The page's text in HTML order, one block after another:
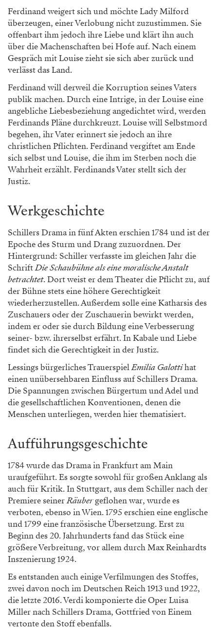
Ferdinand weigert sich und möchte Lady Milford
überzeugen, einer Verlobung nicht zuzustimmen. Sie
offenbart ihm jedoch ihre Liebe und klärt ihn auch
über die Machenschaften bei Hofe auf. Nach einem
Gespräch mit Louise zieht sie sich aber zurück und
verlässt das Land.
Ferdinand will derweil die Korruption seines Vaters
publik machen. Durch eine Intrige, in der Louise eine
angebliche Liebesbeziehung angedichtet wird, werden
Ferdinands Pläne durchkreuzt. Louise will Selbstmord
begehen, ihr Vater erinnert sie jedoch an ihre
christlichen Pflichten. Ferdinand vergiftet am Ende
sich selbst und Louise, die ihm im Sterben noch die
Wahrheit erzählt. Ferdinands Vater stellt sich der
Justiz.
Werkgeschichte
Schillers Drama in fünf Akten erschien 1784 und ist der
Epoche des Sturm und Drang zuzuordnen. Der
Hintergrund: Schiller verfasste im gleichen Jahr die
SchriftDie Schaubühne als eine moralische Anstalt
betrachtet. Dort weist er dem Theater die Pflicht zu, auf
der Bühne stets eine höhere Gerechtigkeit
wiederherzustellen. Außerdem solle eine Katharsis des
Zuschauers oder der Zuschauerin bewirkt werden,
indem er oder sie durch Bildung eine Verbesserung
seiner- bzw. ihrerselbst erfährt. In Kabale und Liebe
findet sich die Gerechtigkeit in der Justiz.
Lessings bürgerliches TrauerspielEmilia Galottihat
einen unübersehbaren Einfluss auf Schillers Drama.
Die Spannungen zwischen Bürgertum und Adel und
die gesellschaftlichen Konventionen, denen die
Menschen unterliegen, werden hier thematisiert.
Aufführungsgeschichte
1784 wurde das Drama in Frankfurt am Main
uraufgeführt. Es sorgte sowohl für großen Anklang als
auch für Kritik. In Stuttgart, aus dem Schiller nach der
Premiere seinerRäubergeflohen war, wurde es
verboten, ebenso in Wien. 1795 erschien eine englische
und 1799 eine französische Übersetzung. Erst zu
Beginn des 20. Jahrhunderts fand das Stück eine
größere Verbreitung, vor allem durch Max Reinhardts
Inszenierung 1924.
Es entstanden auch einige Verfilmungen des Stoffes,
zwei davon noch im Deutschen Reich 1913 und 1922,
die letzte 2016. Verdi komponierte die Oper Luisa
Miller nach Schillers Drama, Gottfried von Einem
vertonte den Stoff ebenfalls.